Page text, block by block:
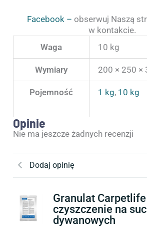
Facebook – obserwuj Naszą
w kontakcie.
Waga
10 kg
Wymiary 200 × 250 ×
Pojemność 1 kg, 10 kg
Opinie
Nie ma jeszcze żadnych recenzji
Dodaj opinię
Granulat
czyszczenie na
dywanowych